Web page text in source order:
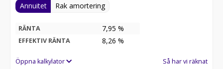
Annuitet Rak amortering
RÄNTA 7,95 %
EFFEKTIV RÄNTA 8,26 %
Öppna kalkylator Så har vi räknat